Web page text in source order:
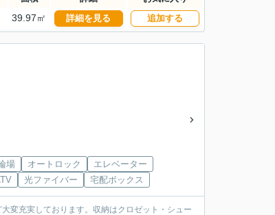
39.97㎡ 詳細を見る 追加する
場 オートロック
エレベーター
光ファイバー 宅配ボックス
変充実しております。収納はクロゼット・シュー